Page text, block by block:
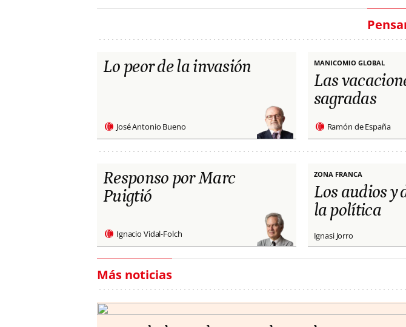
Lo peor de la invasión
José Antonio Bueno
MANICOMIO GLOBAL
Las
sagradas
Ramón de España
Responso por Marc
Puigtió
Ignacio Vidal-Folch
ZONA FRANCA
Los audios y
la política
Ignasi Jorro
Más noticias